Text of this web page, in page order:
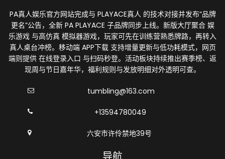
PA真人娱乐官方网站完成与 PLAYACE真人 的技术对接并发布“品牌
更名”公告，全新 PA PLAYACE 子品牌同步上线。新版大厅聚合 娱
乐游戏 与高仿真 模拟器游戏，玩家可先在训练营熟悉牌路，再转入
真人桌台冲榜。移动端 APP下载 支持增量更新与低功耗模式，网页
端则提供 在线登录入口 与扫码秒登。活动板块持续推出赛季榜、返
现周与节日嘉年华，福利规则与发放明细对外透明可查。
tumbling@163.com
+13594780049
六安市许伶禁地39号
导航